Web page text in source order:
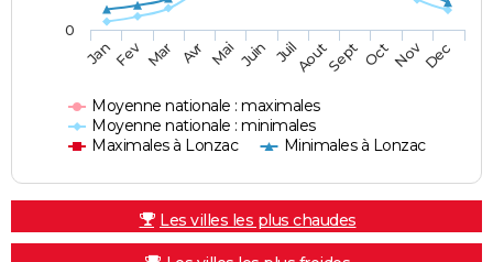
Moyenne nationale : maximales
Moyenne nationale : minimales
Maximales à Lonzac
Minimales à Lonzac
JanFev Mar Avr Mai Juin JuilAoutSept OctNovDec
0
Les villes les plus chaudes